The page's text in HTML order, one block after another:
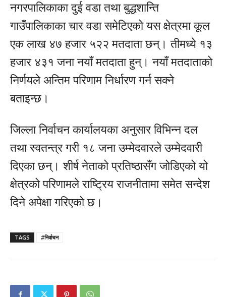
नगरपालिकाका दुई वडा तथा बुद्धशान्ति
गाउँपालिकाका चार वडा समेटिएको यस क्षेत्रमा कूल
एक लाख ४७ हजार ५२२ मतदाता छन्। तीमध्ये १३
हजार ४३१ जना नयाँ मतदाता हुन्। नयाँ मतदाताको
निर्णयले अन्तिम परिणाम निर्धारण गर्न सक्ने
बताइन्छ।
जिल्ला निर्वाचन कार्यालयका अनुसार विभिन्न दल
तथा स्वतन्त्र गरी १८ जना उम्मेदवारले उम्मेदवारी
दिएका छन्। शीर्ष नेताको प्रतिष्ठासँग जोडिएको यो
क्षेत्रको परिणामले राष्ट्रिय राजनीतामा समेत सन्देश
दिने अपेक्षा गरिएको छ।
TAGS #निर्वाचन